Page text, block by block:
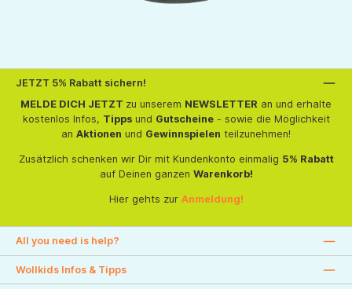
JETZT 5% Rabatt sichern!
MELDE DICH JETZT zu unserem NEWSLETTER an und erhalte
kostenlos Infos, Tippsund Gutscheine- sowie die Möglichkeit
an Aktionen und Gewinnspielen teilzunehmen!
Zusätzlich schenken wir Dir mit Kundenkonto einmalig 5% Rabatt
auf Deinen ganzen Warenkorb!
Hier gehts zur Anmeldung!
All you need is help?
Wollkids Infos & Tipps